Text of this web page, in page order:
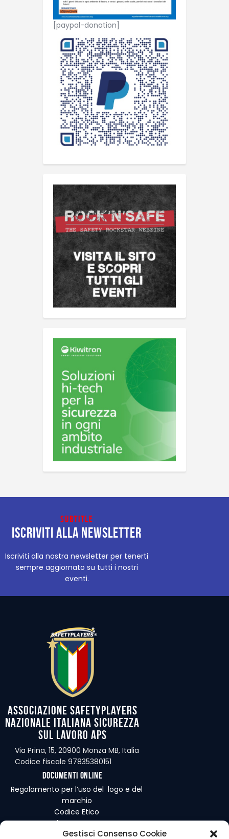
Gestisci Consenso Cookie
[paypal-donation]
Subtitle
Iscriviti alla newsletter
Iscriviti alla nostra newsletter per tenerti
sempre aggiornato su tutti i nostri
eventi.
Associazione Safetyplayers
Nazionale Italiana Sicurezza
sul Lavoro APS
Via Prina, 15, 20900 Monza MB, Italia
Codice fiscale 97835380151
Documenti online
Regolamento per l’uso del logo e del
marchio
Codice Etico
Regolamento Interno